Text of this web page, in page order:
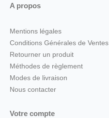
A propos
Mentions légales
Conditions Générales de Ventes
Retourner un produit
Méthodes de règlement
Modes de livraison
Nous contacter
Votre compte